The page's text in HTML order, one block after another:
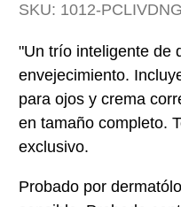
SKU: 1012-
"Un trío inteligente de
envejecimiento.
para ojos y crema
en tamaño completo.
exclusivo.
Probado por